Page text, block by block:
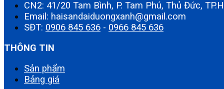
CN2: 41/20 Tam Bình, P. Tam Phú, Thủ Đức,
Email: haisandaiduongxanh@gmail.com
SĐT: 0906 845 636 - 0966 845 636
THÔNG TIN
Sản phẩm
Bảng giá